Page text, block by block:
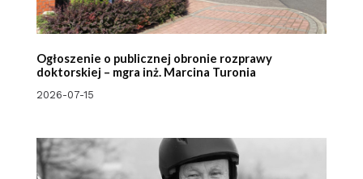
Ogłoszenie o publicznej obronie rozprawy
doktorskiej – mgra inż. Marcina Turonia
2026-07-15